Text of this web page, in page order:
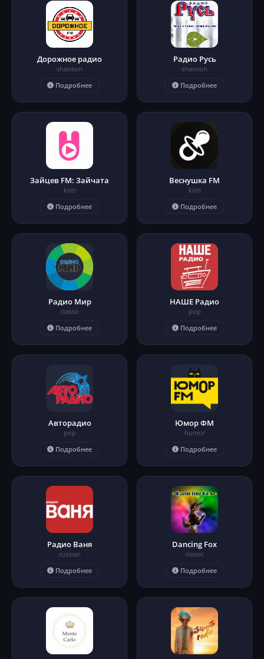
Дорожное радио
shanson
Подробнее
Радио Русь
shanson
Подробнее
Зайцев FM: Зайчата
kids
Подробнее
Веснушка FM
kids
Подробнее
Радио Мир
classic
Подробнее
НАШЕ Радио
pop
Подробнее
Авторадио
pop
Подробнее
Юмор ФМ
humor
Подробнее
Радио Ваня
russian
Подробнее
Dancing Fox
classic
Подробнее